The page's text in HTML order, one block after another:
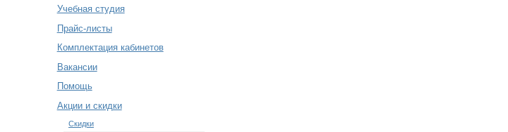
Учебная студия
Прайс-листы
Комплектация кабинетов
Вакансии
Помощь
Акции и скидки
Cкидки